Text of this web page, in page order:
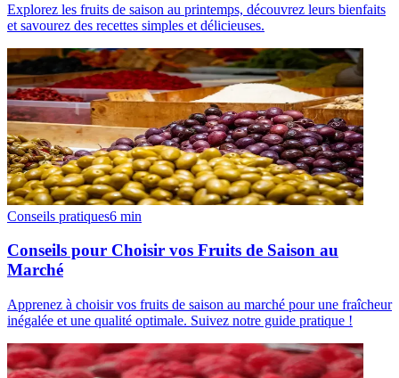
Explorez les fruits de saison au printemps, découvrez leurs bienfaits
et savourez des recettes simples et délicieuses.
Conseils pratiques6 min
Conseils pour Choisir vos Fruits de Saison au
Marché
Apprenez à choisir vos fruits de saison au marché pour une fraîcheur
inégalée et une qualité optimale. Suivez notre guide pratique !